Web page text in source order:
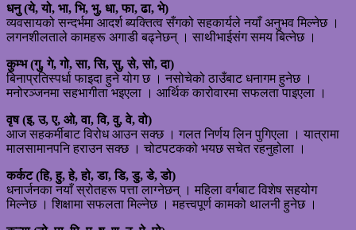
धनु (ये, यो, भा, भि, भु, धा, फा, ढा, भे)
व्यवसायको सन्दर्भमा आदर्श ब्यक्तित्व सँगको सहकार्यले नयाँ अनुभव मिल्नेछ ।
लगनशीलताले कामहरू अगाडी बढ्नेछन् । साथीभाईसंग समय बित्नेछ ।
कुम्भ (गु, गे, गो, सा, सि, सु, से, सो, दा)
बिनाप्रतिस्पर्धा फाइदा हुने योग छ । नसोचेको ठाउँबाट धनागम हुनेछ ।
मनोरञ्जनमा सहभागीता भइएला । आर्थिक कारोवारमा सफलता पाइएला ।
वृष (इ, उ, ए, ओ, वा, वि, वु, वे, वो)
आज सहकर्मीबाट विरोध आउन सक्छ । गलत निर्णय लिन पुगिएला । यात्रामा
मालसामानपनि हराउन सक्छ । चोटपटकको भयछ सचेत रहनुहोला ।
कर्कट (हि, हु, हे, हो, डा, डि, डु, डे, डो)
धनार्जनका नयाँ स्रोतहरू पत्ता लाग्नेछन् । महिला वर्गबाट विशेष सहयोग
मिल्नेछ । शिक्षामा सफलता मिल्नेछ । महत्त्वपूर्ण कामको थालनी हुनेछ ।